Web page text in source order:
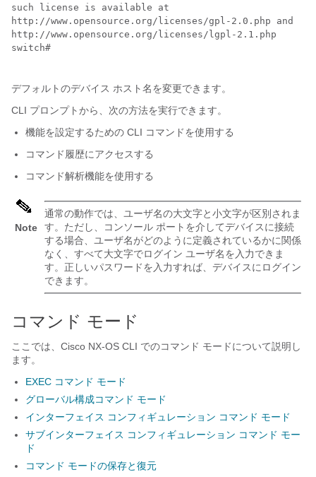
such license is available at
http://www.opensource.org/licenses/gpl-2.0.php and
http://www.opensource.org/licenses/lgpl-2.1.php
switch#
デフォルトのデバイス ホスト名を変更できます。
CLI プロンプトから、次の方法を実行できます。
機能を設定するための CLI コマンドを使用する
コマンド履歴にアクセスする
コマンド解析機能を使用する
Note
通常の動作では、ユーザ名の大文字と小文字が区別されま
す。ただし、コンソール ポートを介してデバイスに接続
する場合、ユーザ名がどのように定義されているかに関係
なく、すべて大文字でログイン ユーザ名を入力できま
す。正しいパスワードを入力すれば、デバイスにログイン
できます。
コマンド モード
ここでは、 Cisco NX-OS CLI でのコマンド モードについて説明し
ます。
EXEC コマンド モード
グローバル構成コマンド モード
インターフェイス コンフィギュレーション コマンド モード
サブインターフェイス コンフィギュレーション コマンド モー
ド
コマンド モードの保存と復元